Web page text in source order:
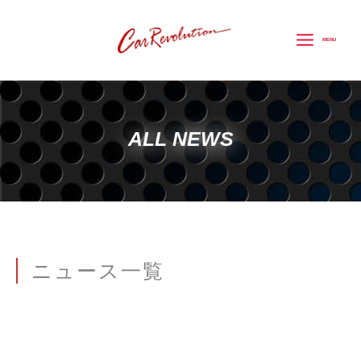
キ
プ
MENU
ALL NEWS
ニュース一覧